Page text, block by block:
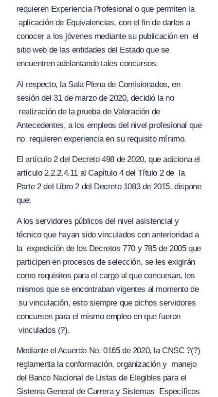
requieren Experiencia Profesional o que permiten la
aplicación de Equivalencias, con el fin de darlos a
conocer a los jóvenes mediante su publicación en el
sitio web de las entidades del Estado que se
encuentren adelantando tales concursos.
Al respecto, la Sala Plena de Comisionados, en
sesión del 31 de marzo de 2020, decidió la no
realización de la prueba de Valoración de
Antecedentes, a los empleos del nivel profesional que
no requieren experiencia en su requisito mínimo.
El artículo 2 del Decreto 498 de 2020, que adiciona el
artículo 2.2.2.4.11 al Capítulo 4 del Título 2 de la
Parte 2 del Libro 2 del Decreto 1083 de 2015, dispone
que:
A los servidores públicos del nivel asistencial y
técnico que hayan sido vinculados con anterioridad a
la expedición de los Decretos 770 y 785 de 2005 que
participen en procesos de selección, se les exigirán
como requisitos para el cargo al que concursan, los
mismos que se encontraban vigentes al momento de
su vinculación, esto siempre que dichos servidores
concursen para el mismo empleo en que fueron
vinculados (?).
Mediante el Acuerdo No. 0165 de 2020, la CNSC ?(?)
reglamenta la conformación, organización y manejo
del Banco Nacional de Listas de Elegibles para el
Sistema General de Carrera y Sistemas Específicos